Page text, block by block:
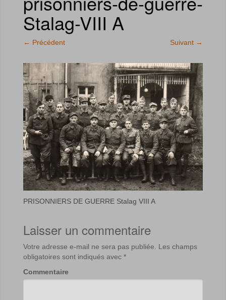
Stalag-VIII A
← Précédent Suivant →
PRISONNIERS DE GUERRE Stalag VIII A
Laisser un commentaire
Votre adresse e-mail ne sera pas publiée. Les champs
obligatoires sont indiqués avec *
Commentaire